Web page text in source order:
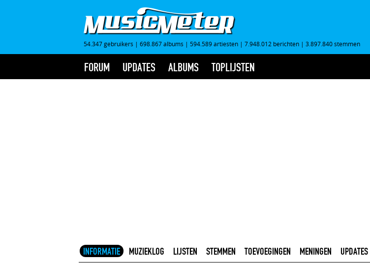
54.347 gebruikers | 698.867 albums | 594.589 artiesten | 7.948.012 berichten | 3.897.840 stemmen
FORUM UPDATES ALBUMS TOPLIJSTEN
INFORMATIE MUZIEKLOG LIJSTEN STEMMEN TOEVOEGINGEN MENINGEN UPDATES